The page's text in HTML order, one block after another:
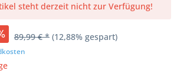
steht derzeit nicht zur Verfügung!
89,99 € * (12,88% gespart)